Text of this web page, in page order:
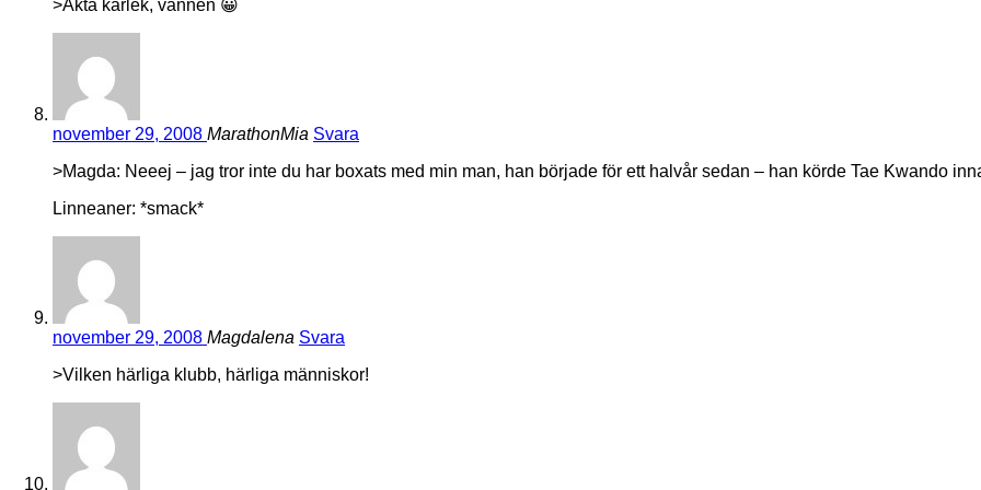
>Åkta kärlek, vännen 😀
november 29, 2008 MarathonMia Svara
>Magda: Neeej – jag tror inte du har boxats med min man, han började för ett halvår sedan – han körde Tae Kwando
Linneaner: *smack*
november 29, 2008 Magdalena Svara
>Vilken härliga klubb, härliga människor!